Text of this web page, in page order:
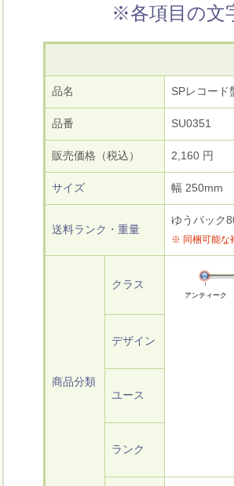
※各項目の文
品名 SPレコー
品番 SU0351
販売価格（税込） 2,160 円
サイズ 幅
送料ランク・重量
ゆうパッ
※ 同梱可能な
商品分類
クラス
アンティーク
デザイン
ユース
ランク